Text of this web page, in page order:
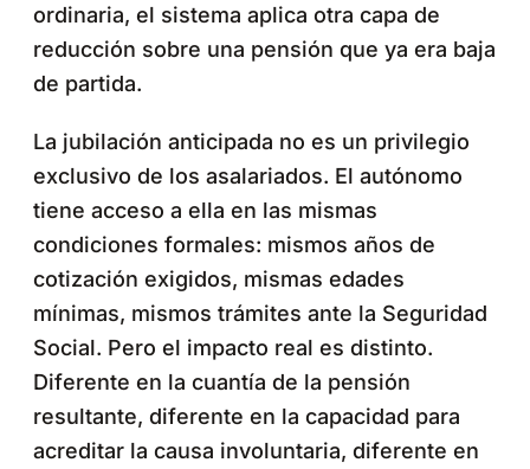
ordinaria, el sistema aplica otra capa de
reducción sobre una pensión que ya era baja
de partida.
La jubilación anticipada no es un privilegio
exclusivo de los asalariados. El autónomo
tiene acceso a ella en las mismas
condiciones formales: mismos años de
cotización exigidos, mismas edades
mínimas, mismos trámites ante la Seguridad
Social. Pero el impacto real es distinto.
Diferente en la cuantía de la pensión
resultante, diferente en la capacidad para
acreditar la causa involuntaria, diferente en